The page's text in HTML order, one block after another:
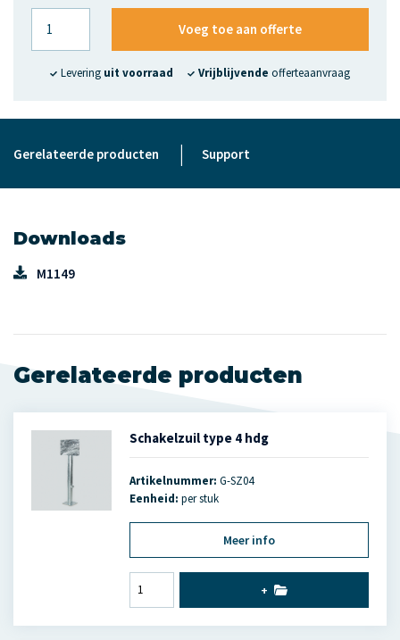
Voeg toe aan offerte
Levering uit voorraad Vrijblijvende offerteaanvraag
Gerelateerde producten | Support
Downloads
M1149
Gerelateerde producten
Schakelzuil type 4 hdg
Artikelnummer: G-SZ04
Eenheid: per stuk
Meer info
+